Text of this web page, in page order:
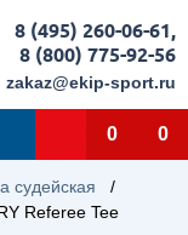
8 (495) 260-06-61,
8 (800) 775-92-56
zakaz@ekip-sport.ru
0 0
судейская
/
Referee Tee